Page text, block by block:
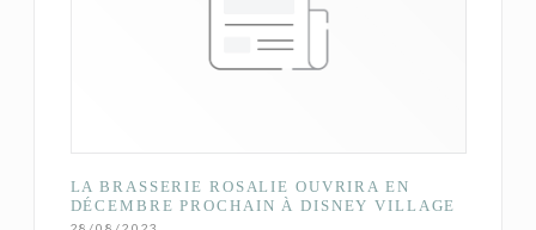
LA BRASSERIE ROSALIE OUVRIRA EN
DÉCEMBRE PROCHAIN À DISNEY VILLAGE